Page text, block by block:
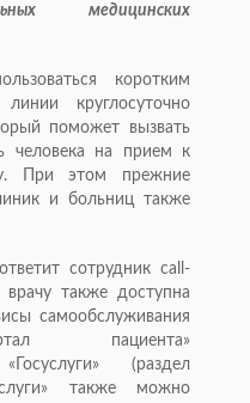
медицинских
коротким
круглосуточно
поможет вызвать
человека на прием к
При этом прежние
и больниц также
сотрудник call-
также доступна
самообслуживания
пациента»
(раздел
также можно